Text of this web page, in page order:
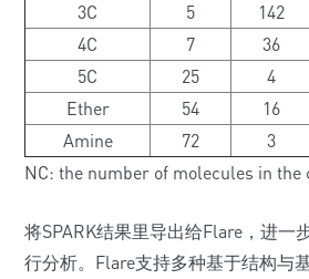
3C 5 142
4C
7 36
5C
25 4
Ether
54 16
Amine
72 3
NC: the number of molecules in the
将SPARK结果里导出给Flare，进一
行分析。Flare支持多种基于结构与